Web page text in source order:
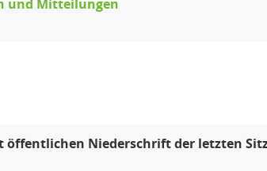
und Mitteilungen
Niederschrift der letzten